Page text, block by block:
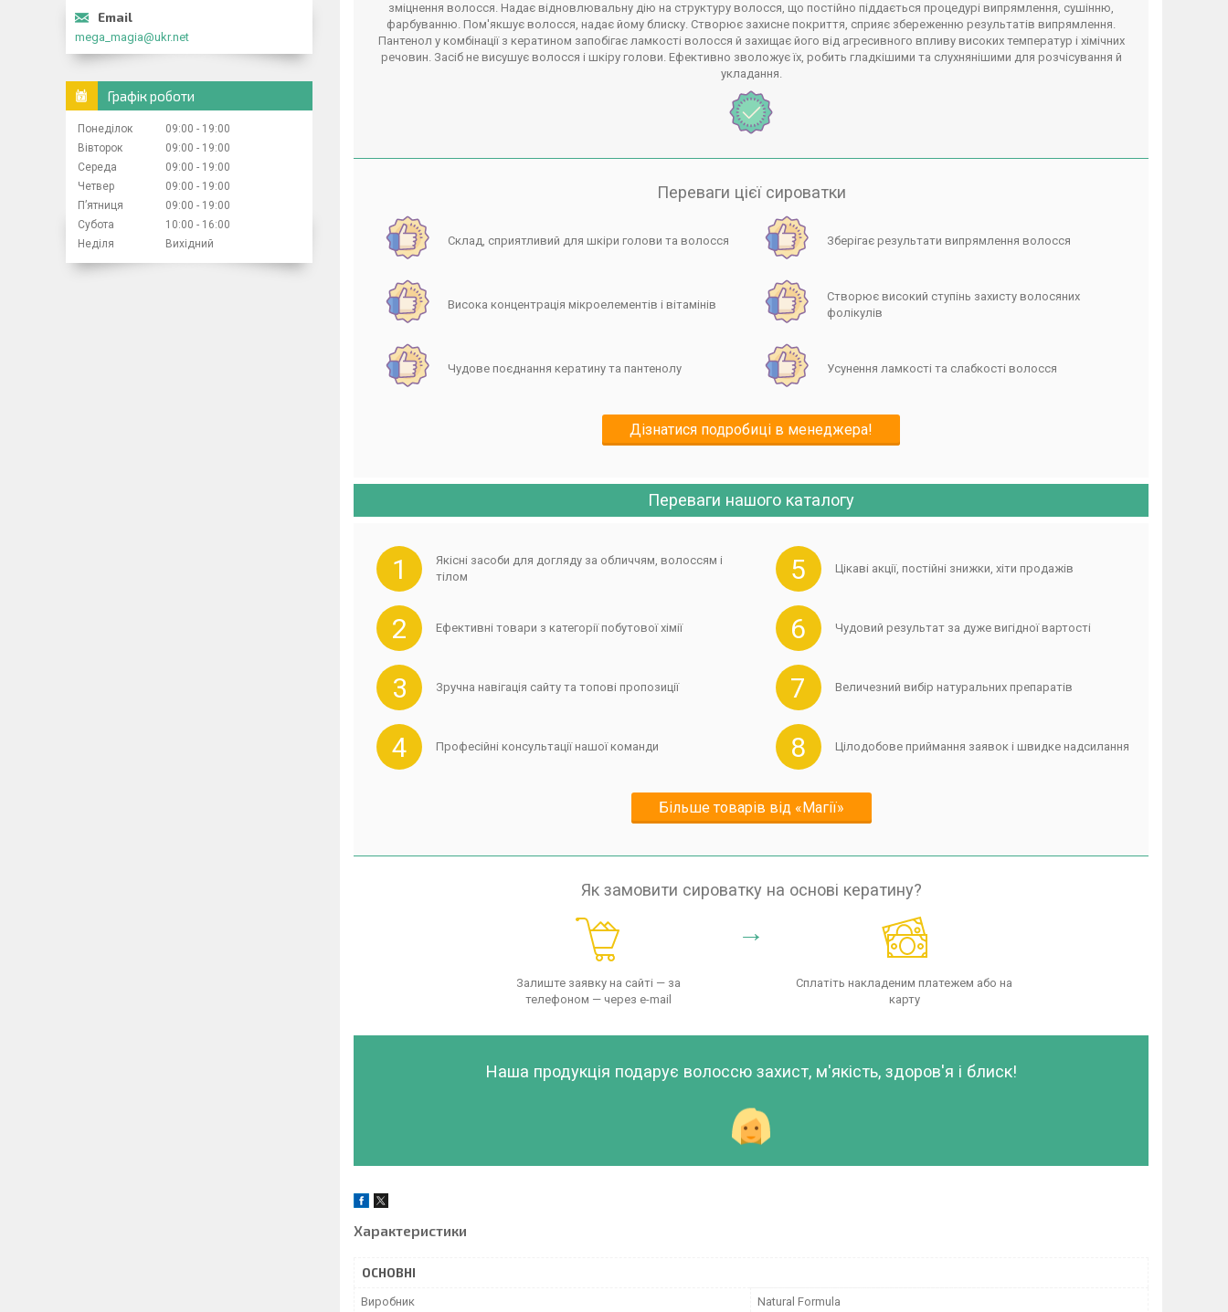
зміцнення волосся. Надає відновлювальну дію на структуру волосся, що постійно піддається процедурі випрямлення, сушінню,
фарбуванню. Пом'якшує волосся, надає йому блиску. Створює захисне покриття, сприяє збереженню результатів випрямлення.
Пантенол у комбінації з кератином запобігає ламкості волосся й захищає його від агресивного впливу високих температур і хімічних
речовин. Засіб не висушує волосся і шкіру голови. Ефективно зволожує їх, робить гладкішими та слухнянішими для розчісування й
укладання.
Переваги цієї сироватки
Склад, сприятливий для шкіри голови та волосся Зберігає результати випрямлення волосся
Висока концентрація мікроелементів і вітамінів
Створює високий ступінь захисту волосяних
фолікулів
Чудове поєднання кератину та пантенолу Усунення ламкості та слабкості волосся
Дізнатися подробиці в менеджера!
Переваги нашого каталогу
1
Якісні засоби для догляду за обличчям, волоссям і
тілом
2 Ефективні товари з категорії побутової хімії
3 Зручна навігація сайту та топові пропозиції
4 Професійні консультації нашої команди
5 Цікаві акції, постійні знижки, хіти продажів
6 Чудовий результат за дуже вигідної вартості
7 Величезний вибір натуральних препаратів
8 Цілодобове приймання заявок і швидке надсилання
Більше товарів від «Магії»
Як замовити сироватку на основі кератину?
Залиште заявку на сайті — за
телефоном — через e-mail
→
Сплатіть накладеним платежем або на
карту
Наша продукція подарує волоссю захист, м'якість, здоров'я і блиск!
Характеристики
ОСНОВНІ
Виробник Natural Formula
mega_magia@ukr.net
Графік роботи
Понеділок 09:00
19:00
Вівторок
09:00
19:00
Середа
09:00
19:00
Четвер
09:00
19:00
Пʼятниця
09:00
19:00
Субота
10:00
16:00
Неділя
Вихідний